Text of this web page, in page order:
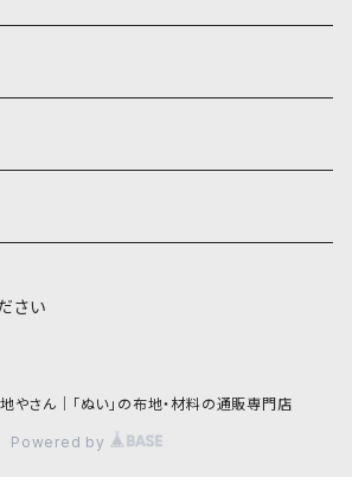
糸
さい
やさん｜「ぬい」の布地・材料の通販専門店
Powered by